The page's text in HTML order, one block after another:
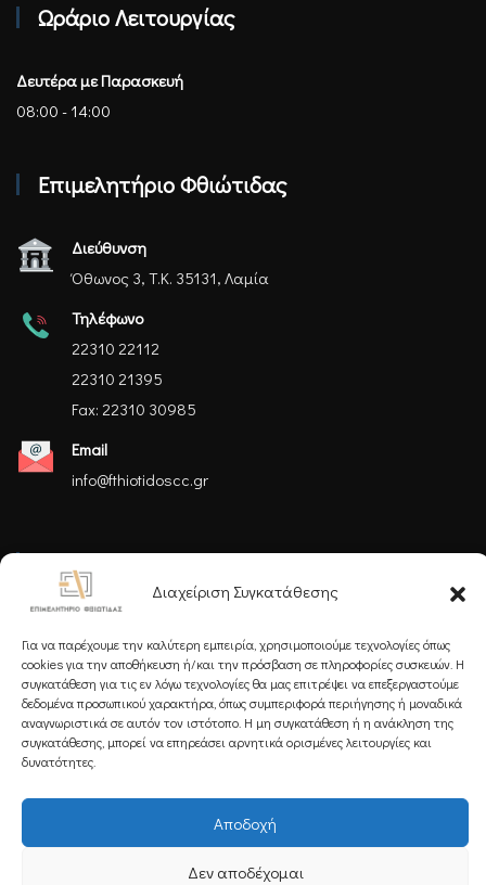
Διαχείριση Συγκατάθεσης
Για να παρέχουμε την καλύτερη εμπειρία, χρησιμοποιούμε τεχνολογίες όπως
cookies για την αποθήκευση ή/και την πρόσβαση σε πληροφορίες συσκευών. Η
συγκατάθεση για τις εν λόγω τεχνολογίες θα μας επιτρέψει να επεξεργαστούμε
δεδομένα προσωπικού χαρακτήρα, όπως συμπεριφορά περιήγησης ή μοναδικά
αναγνωριστικά σε αυτόν τον ιστότοπο. Η μη συγκατάθεση ή η ανάκληση της
συγκατάθεσης, μπορεί να επηρεάσει αρνητικά ορισμένες λειτουργίες και
δυνατότητες.
Αποδοχή
Δεν αποδέχομαι
Ωράριο Λειτουργίας
Δευτέρα με Παρασκευή
08:00 - 14:00
Επιμελητήριο Φθιώτιδας
Διεύθυνση
Όθωνος 3, Τ.Κ. 35131, Λαμία
Τηλέφωνο
22310 22112
22310 21395
Fax: 22310 30985
Email
info@fthiotidoscc.gr
Ακολουθήστε μας
Εγγραφείτε στο Newsletter μας